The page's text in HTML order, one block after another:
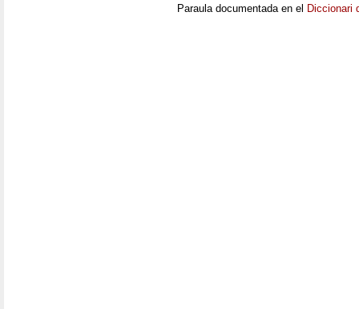
Paraula documentada en el Diccionari